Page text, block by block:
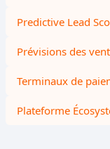
Predictive Lead
Prévisions des
Terminaux de
Plateforme